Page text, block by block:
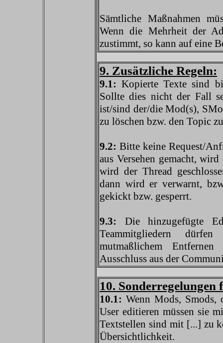
Sämtliche Maßnahmen
Wenn die Mehrheit der
zustimmt, so kann auf eine
9. Zusätzliche Regeln:
9.1: Kopierte Texte sind
Sollte dies nicht der Fall
ist/sind der/die Mod(s),
zu löschen bzw. den Topic
9.2: Bitte keine Request/
aus Versehen gemacht,
wird der Thread
dann wird er verwarnt,
gekickt bzw. gesperrt.
9.3: Die hinzugefügte
Teammitgliedern
mutmaßlichem
Ausschluss aus der
10.
10.1: Wenn Mods, Smods,
User editieren müssen sie
Textstellen sind mit [...] zu
Übersichtlichkeit.